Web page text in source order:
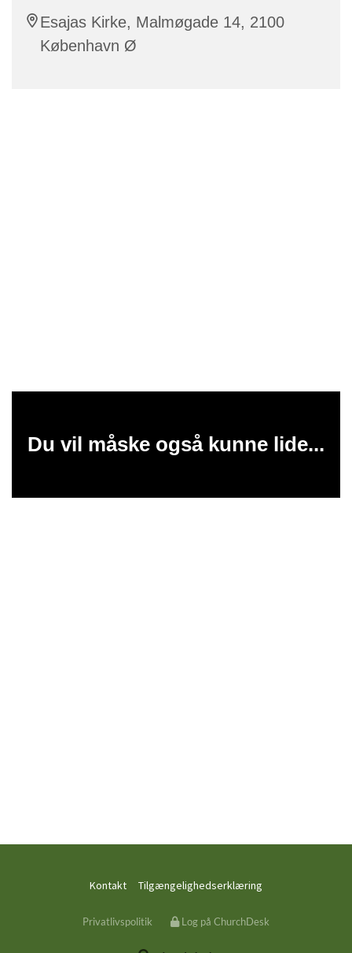
Esajas Kirke, Malmøgade 14, 2100
København Ø
Du vil måske også kunne lide...
Kontakt Tilgængelighedserklæring
Privatlivspolitik Log på ChurchDesk